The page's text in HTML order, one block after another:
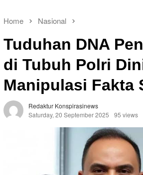
Home Nasional
Tuduhan DNA
di Tubuh Polri
Manipulasi Fakta
Redaktur Konspirasinews
Saturday, 20 September 2025
95 views